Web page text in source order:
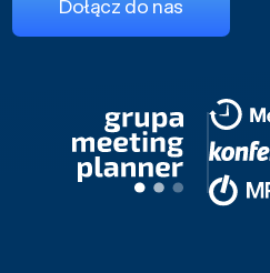
Dołącz do nas